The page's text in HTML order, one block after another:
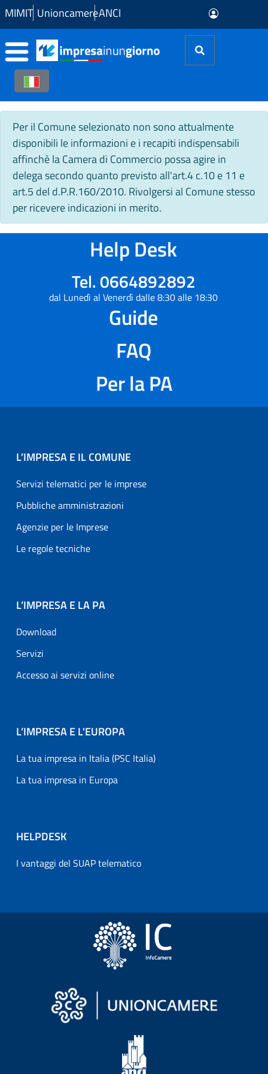
Skip to Main Content
MIMIT UnioncamereANCI
Per il Comune selezionato non sono attualmente
disponibili le informazioni e i recapiti indispensabili
affinchè la Camera di Commercio possa agire in
delega secondo quanto previsto all'art.4 c.10 e 11 e
art.5 del d.P.R.160/2010. Rivolgersi al Comune stesso
per ricevere indicazioni in merito.
Help Desk
Tel. 0664892892
dal Lunedì al Venerdì dalle 8:30 alle 18:30
Guide
FAQ
Per la PA
L’IMPRESA E IL COMUNE
Servizi telematici per le imprese
Pubbliche amministrazioni
Agenzie per le Imprese
Le regole tecniche
L’IMPRESA E LA PA
Download
Servizi
Accesso ai servizi online
L’IMPRESA E L'EUROPA
La tua impresa in Italia (PSC Italia)
La tua impresa in Europa
HELPDESK
I vantaggi del SUAP telematico